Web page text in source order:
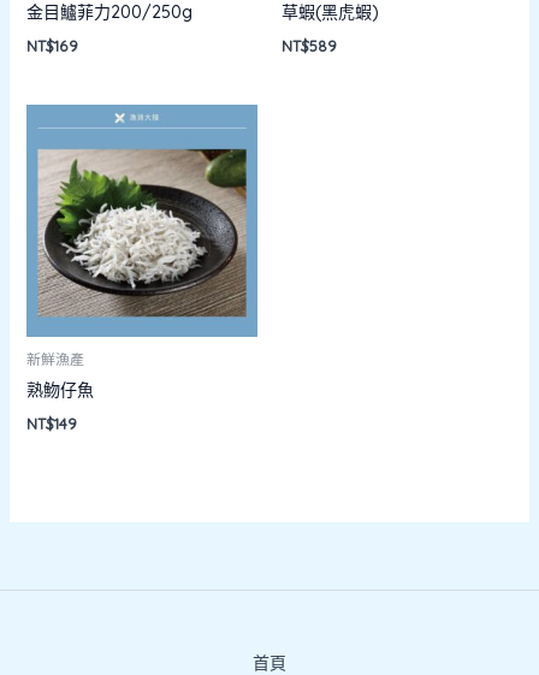
金目鱸菲力200/250g
NT$169
草蝦(黑虎蝦)
NT$589
新鮮漁產
熟魩仔魚
NT$149
首頁